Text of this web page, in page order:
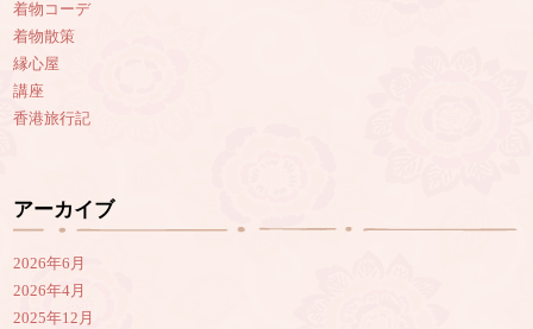
着物コーデ
着物散策
縁心屋
講座
香港旅行記
アーカイブ
2026年6月
2026年4月
2025年12月